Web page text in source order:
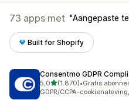
73 apps met Aangepaste
Built for Shopify
Consentmo GDPR
5,0van 5 sterren
(1.870)
1870 recensies in totaal
•Gratis
GDPR/CCPA-